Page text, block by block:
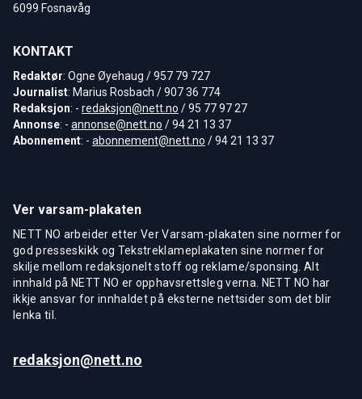
6099 Fosnavåg
KONTAKT
Redaktør: Ogne Øyehaug / 957 79 727
Journalist: Marius Rosbach / 907 36 774
Redaksjon: - redaksjon@nett.no / 95 77 97 27
Annonse: - annonse@nett.no / 94 21 13 37
Abonnement: - abonnement@nett.no / 94 21 13 37
Ver varsam-plakaten
NETT NO arbeider etter Ver Varsam-plakaten sine normer for
god presseskikk og Tekstreklameplakaten sine normer for
skilje mellom redaksjonelt stoff og reklame/sponsing. Alt
innhald på NETT NO er opphavsrettsleg verna. NETT NO har
ikkje ansvar for innhaldet på eksterne nettsider som det blir
lenka til.
redaksjon@nett.no